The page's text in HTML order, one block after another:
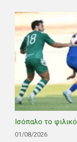
Ισόπαλο το φιλικό
01/08/2026